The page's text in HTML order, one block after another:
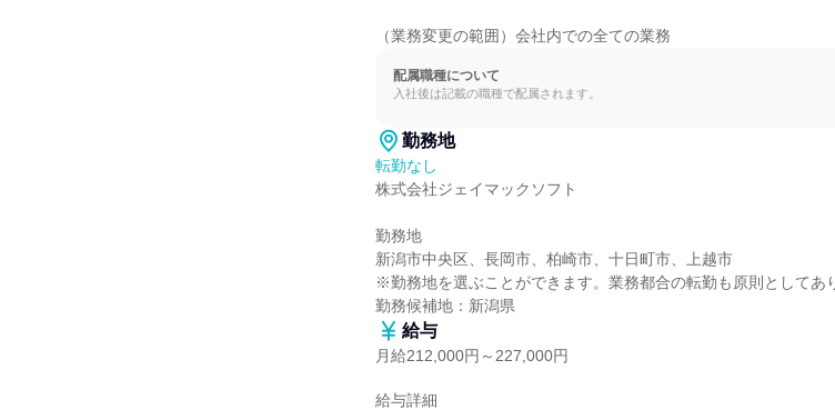
（業務変更の範囲）会社内での全ての業務
配属職種について
入社後は記載の職種で配属されます。
勤務地
転勤なし
株式会社ジェイマックソフト
勤務地
新潟市中央区、長岡市、柏崎市、十日町市、上越市
※勤務地を選ぶことができます。業務都合の転勤も原則としてあ
勤務候補地：新潟県
給与
月給212,000円～227,000円
給与詳細